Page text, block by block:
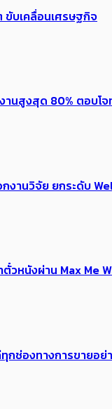
ขับเคลื่อนเศรษฐกิจ
านสูงสุด 80% ตอบโ
านวิจัย ยกระดับ
ตั๋วหนังผ่าน Max
ช่องทางการขาย